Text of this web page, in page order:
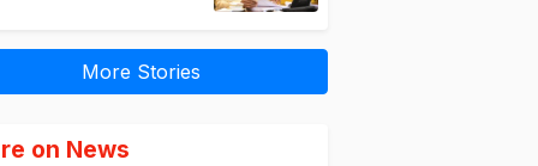
More Stories
on News